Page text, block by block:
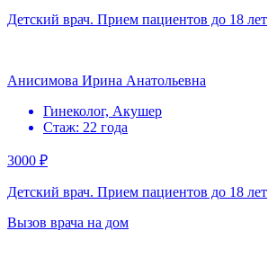
Детский врач. Прием пациентов до 18 лет
Анисимова Ирина Анатольевна
Гинеколог, Акушер
Стаж: 22 года
3000 ₽
Детский врач. Прием пациентов до 18 лет
Вызов врача на дом